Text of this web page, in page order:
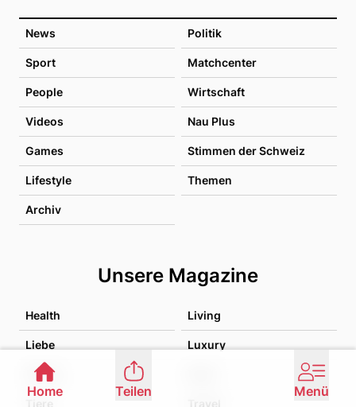
News Politik
Sport Matchcenter
People Wirtschaft
Videos Nau Plus
Games Stimmen der Schweiz
Lifestyle Themen
Archiv
Unsere Magazine
Health Living
Liebe Luxury
Family
Tiere Travel
Home Teilen Menü